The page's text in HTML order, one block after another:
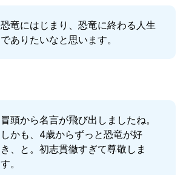
恐竜にはじまり、恐竜に終わる人生
でありたいなと思います。
冒頭から名言が飛び出しましたね。
しかも、4歳からずっと恐竜が好
き、と。初志貫徹すぎて尊敬しま
す。